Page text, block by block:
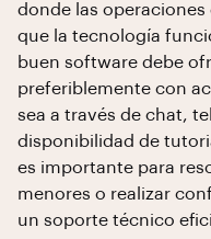
donde las
que la tecnología
buen software debe
preferiblemente con
sea a través de chat,
disponibilidad de
es importante para
menores o realizar
un soporte técnico